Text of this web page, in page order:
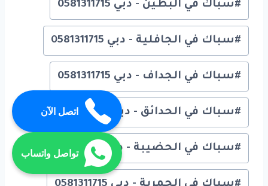
#سباك في البطين - دبي 0581311715
#سباك في الجافلية - دبي 0581311715
#سباك في الجداف - دبي 0581311715
#سباك في الحدائق - دبي 0581311715
#سباك في الحضيبة - دبي 0581311715
اتصل الآن
تواصل واتساب